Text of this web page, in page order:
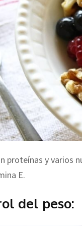
proteínas y varios
E.
del peso: